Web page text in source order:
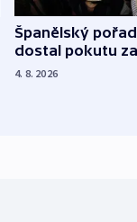
Španělský
dostal pokutu
4. 8. 2026